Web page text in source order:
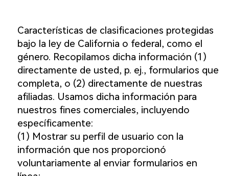
Características de clasificaciones protegidas
bajo la ley de California o federal, como el
género. Recopilamos dicha información (1)
directamente de usted, p. ej., formularios que
completa, o (2) directamente de nuestras
afiliadas. Usamos dicha información para
nuestros fines comerciales, incluyendo
específicamente:
(1) Mostrar su perfil de usuario con la
información que nos proporcionó
voluntariamente al enviar formularios en